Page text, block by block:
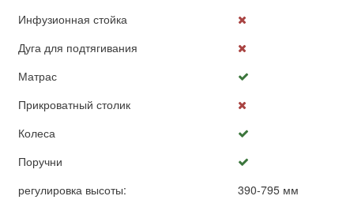
Инфузионная стойка
Дуга для подтягивания
Матрас
Прикроватный столик
Колеса
Поручни
регулировка высоты:
390-795 мм